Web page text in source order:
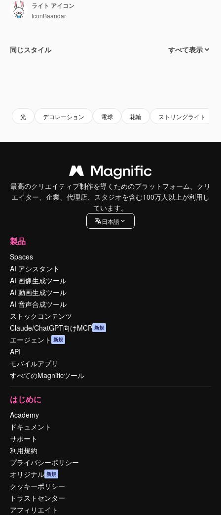
ライト アイコン
IconBaandar
同じスタイル すべて表示
光 デコレーション 電球 花輪 ストリングライト
最高のクリエイティブ制作を導くためのプラットフォーム。クリ
エイター、企業、代理店、スタジオを含む100万人以上が利用し
ています。
日本語
製品
Spaces
AI アシスタント
AI 画像生成ツール
AI 動画生成ツール
AI 音声合成ツール
ストックコンテンツ
Claude/ChatGPT向けMCP 新規
エージェント 新規
API
モバイルアプリ
すべてのMagnificツール
はじめに
Academy
ドキュメント
サポート
利用規約
プライバシーポリシー
オリジナル 新規
クッキーポリシー
トラストセンター
アフィリエイト